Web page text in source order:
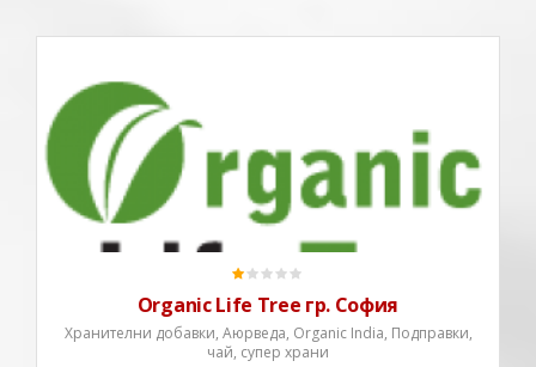
Съвременното западно общество все повече се
обръща към древната мъдрост на Изтока. А Индия е
родината на най-старата лечебна система в света –
Аюрведа. Знанието за лечебните методи и свойствата
на билки, метали и природни формули достигат до
нас предавани
Organic Life Tree гр. София
Хранителни добавки, Аюрведа, Organic India, Подправки,
чай, супер храни